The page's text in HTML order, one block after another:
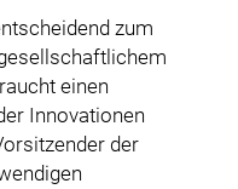
zum
einen
Innovationen
der